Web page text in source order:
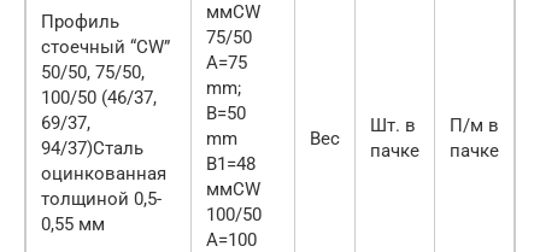
Профиль
стоечный “CW”
50/50, 75/50,
100/50 (46/37,
69/37,
94/37)Сталь
оцинкованная
толщиной 0,5-
0,55 мм
ммCW
75/50
А=75
mm;
B=50
mm
B1=48
ммCW
100/50
А=100
Bec
Шт. в
пачке
П/м в
пачке